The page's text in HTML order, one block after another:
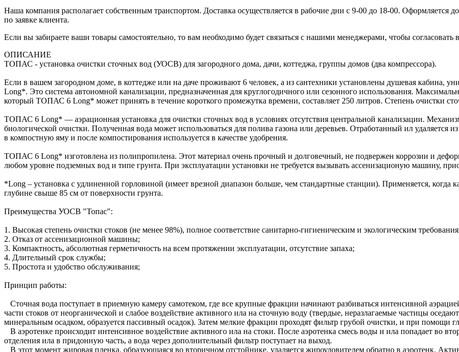
Наша компания располагает собственным транспортом. Доставка осуществляется в рабочие дни с 9-00 до 18-00. Оформляется
по заявке клиента.
Если вы забираете ваши товары самостоятельно, то вам необходимо будет связаться с нашими менеджерами, чтобы согласовать
ОПИСАНИЕ
ТОПАС - установка очистки сточных вод (УОСВ) для загородного дома, дачи, коттеджа, группы домов (два компрессора).
Если в вашем загородном доме, в коттедже или на даче проживают 6 человек, а из сантехники установлены душевая кабина,
Long*. Это система автономной канализации, предназначенная для круглогодичного или сезонного использования.
который ТОПАС 6 Long* может принять в течение короткого промежутка времени, составляет 250 литров. Степень очистки
ТОПАС 6 Long* — аэрационная установка для очистки сточных вод в условиях отсутствия центральной канализации.
биологической очистки. Полученная вода может использоваться для полива газона или деревьев. Отработанный ил удаляется
в компостную яму и после компостирования используется в качестве удобрения.
ТОПАС 6 Long* изготовлена из полипропилена. Этот материал очень прочный и долговечный, не подвержен коррозии и
любом уровне подземных вод и типе грунта. При эксплуатации установки не требуется вызывать ассенизационую машину,
*Long – установка с удлиненной горловиной (имеет врезной диапазон больше, чем стандартные станции). Применяется, когда
глубине свыше 85 см от поверхности грунта.
Преимущества УОСВ "Топас":
1. Высокая степень очистки стоков (не менее 98%), полное соответствие санитарно-гигиеническим и экологическим
2. Отказ от ассенизационной машины;
3. Компактность, абсолютная герметичность на всем протяжении эксплуатации, отсутствие запаха;
4. Длительный срок службы;
5. Простота и удобство обслуживания;
Принцип работы:
Сточная вода поступает в приемную камеру самотеком, где все крупные фракции начинают разбиваться интенсивной
части стоков от неорганической и слабое воздействие активного ила на сточную воду (твердые, неразлагаемые частицы
минеральным осадком, образуется пассивный осадок). Затем мелкие фракции проходят фильтр грубой очистки, и при помощи
В аэротенке происходит интенсивное воздействие активного ила на стоки. После аэротенка смесь воды и ила попадает во
отделения ила в придонную часть, а вода через дополнительный фильтр поступает на выход.
В этот момент жировая пленка, образующаяся во вторичном отстойнике, удаляется жироуловителем обратно в аэротенк.